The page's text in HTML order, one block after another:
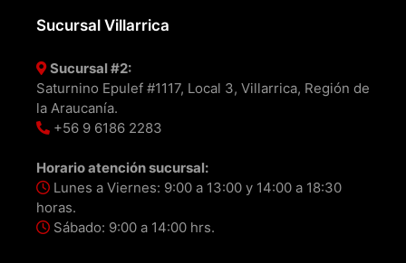
Sucursal Villarrica
Sucursal #2:
Saturnino Epulef #1117, Local 3, Villarrica, Región de
la Araucanía.
+56 9 6186 2283
Horario atención sucursal:
Lunes a Viernes: 9:00 a 13:00 y 14:00 a 18:30
horas.
Sábado: 9:00 a 14:00 hrs.